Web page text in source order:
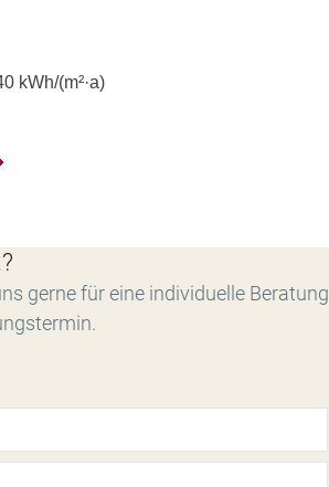
kWh/(m²·a)
gerne für eine individuelle Beratung